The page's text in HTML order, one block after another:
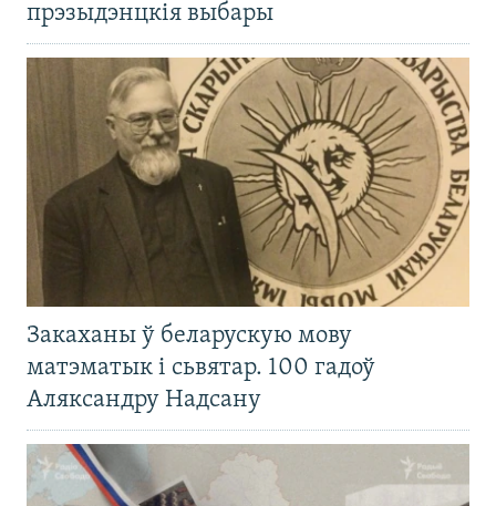
прэзыдэнцкія выбары
Закаханы ў беларускую мову
матэматык і сьвятар. 100 гадоў
Аляксандру Надсану